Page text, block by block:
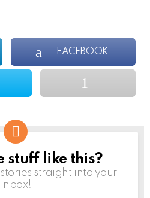
FACEBOOK
stuff like this?
straight into your
inbox!